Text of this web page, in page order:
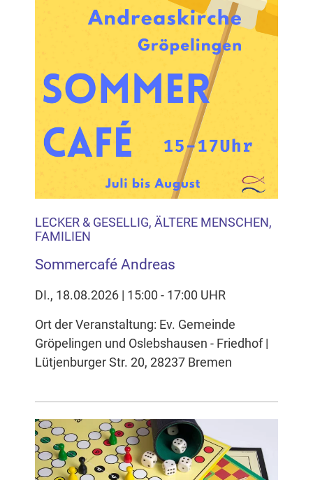
Einstellungen anpassen
LECKER & GESELLIG, ÄLTERE MENSCHEN,
FAMILIEN
Sommercafé Andreas
DI., 18.08.2026 | 15:00 - 17:00 UHR
Ort der Veranstaltung: Ev. Gemeinde
Gröpelingen und Oslebshausen - Friedhof |
Lütjenburger Str. 20, 28237 Bremen